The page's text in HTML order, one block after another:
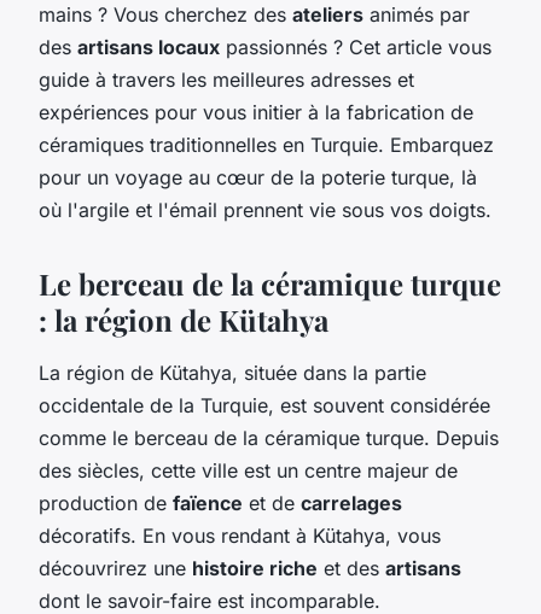
mains ? Vous cherchez des ateliers animés par
des artisans locaux passionnés ? Cet article vous
guide à travers les meilleures adresses et
expériences pour vous initier à la fabrication de
céramiques traditionnelles en Turquie. Embarquez
pour un voyage au cœur de la poterie turque, là
où l'argile et l'émail prennent vie sous vos doigts.
Le berceau de la céramique turque
: la région de Kütahya
La région de Kütahya, située dans la partie
occidentale de la Turquie, est souvent considérée
comme le berceau de la céramique turque. Depuis
des siècles, cette ville est un centre majeur de
production de faïence et de carrelages
décoratifs. En vous rendant à Kütahya, vous
découvrirez une histoire riche et des artisans
dont le savoir-faire est incomparable.